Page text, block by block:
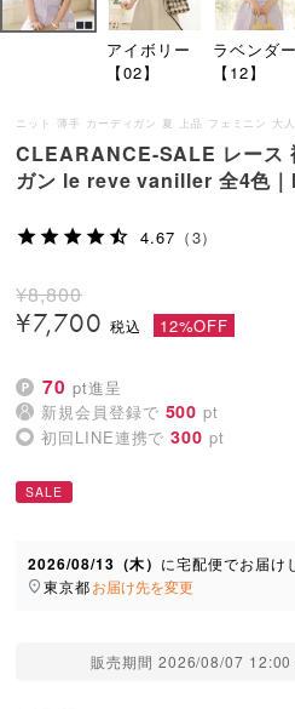
アイボリー
【02】
ラベンダー
【12】
ニット 薄手 カーディガン 夏 上品 フェミニン 大
CLEARANCE-SALE レース
ガン le reve vaniller 全4色｜
4.67 （3）
¥8,800
¥7,700 12%OFF
70 pt進呈
新規会員登録で 500 pt
初回LINE連携で 300 pt
SALE
2026/08/13（木） に宅配便でお届け
東京都お届け先を変更
販売期間 2026/08/07 12:00